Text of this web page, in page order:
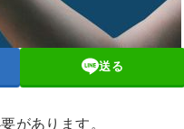
送る
があります。